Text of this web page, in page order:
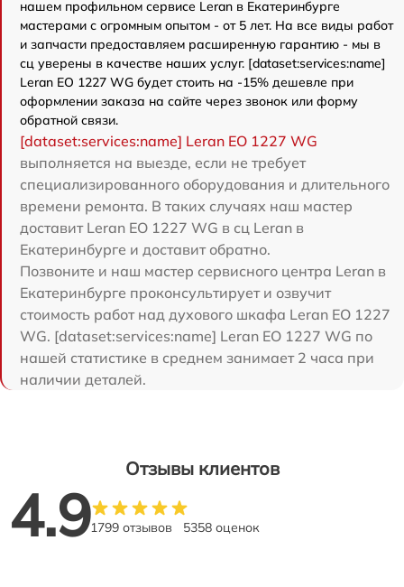
нашем профильном сервисе Leran в Екатеринбурге
мастерами с огромным опытом - от 5 лет. На все виды работ
и запчасти предоставляем расширенную гарантию - мы в
сц уверены в качестве наших услуг. [dataset:services:name]
Leran EO 1227 WG будет стоить на -15% дешевле при
оформлении заказа на сайте через звонок или форму
обратной связи.
[dataset:services:name] Leran EO 1227 WG
выполняется на выезде, если не требует
специализированного оборудования и длительного
времени ремонта. В таких случаях наш мастер
доставит Leran EO 1227 WG в сц Leran в
Екатеринбурге и доставит обратно.
Позвоните и наш мастер сервисного центра Leran в
Екатеринбурге проконсультирует и озвучит
стоимость работ над духового шкафа Leran EO 1227
WG. [dataset:services:name] Leran EO 1227 WG по
нашей статистике в среднем занимает 2 часа при
наличии деталей.
Отзывы клиентов
4.91799 отзывов 5358 оценок